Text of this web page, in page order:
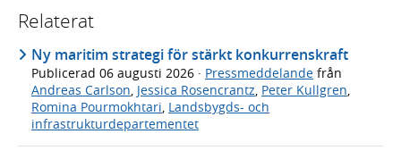
Relaterat
Ny maritim strategi för stärkt konkurrenskraft
Publicerad 06 augusti 2026 · Pressmeddelande från
Andreas Carlson Jessica Rosencrantz Peter Kullgren
Romina Pourmokhtari Landsbygds- och
infrastrukturdepartementet